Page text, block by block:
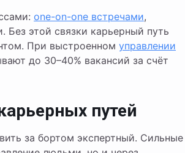
one-on-one встречами,
Без этой связки карьерный путь
При выстроенном управлении
до 30–40% вакансий за счёт
путей
за бортом экспертный. Сильные